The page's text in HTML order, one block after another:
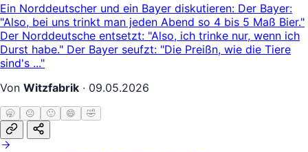
Ein Norddeutscher und ein Bayer diskutieren: Der Bayer:
"Also, bei uns trinkt man jeden Abend so 4 bis 5 Maß Bier."
Der Norddeutsche entsetzt: "Also, ich trinke nur, wenn ich
Durst habe." Der Bayer seufzt: "Die Preißn, wie die Tiere
sind's ..."
Von Witzfabrik · 09.05.2026
🥱 😐 🙂 😄 🤣